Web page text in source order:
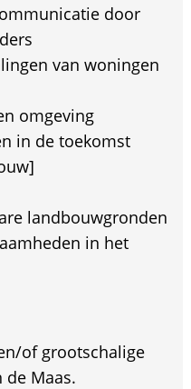
door
van woningen
omgeving
in de toekomst
landbouwgronden
in het
of grootschalige
de Maas.